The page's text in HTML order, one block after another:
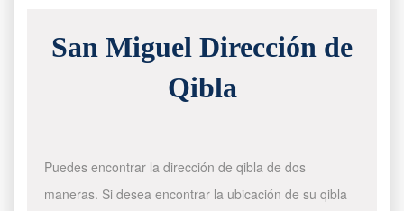
San Miguel Dirección de
Qibla
Puedes encontrar la dirección de qibla de dos
maneras. Si desea encontrar la ubicación de su qibla